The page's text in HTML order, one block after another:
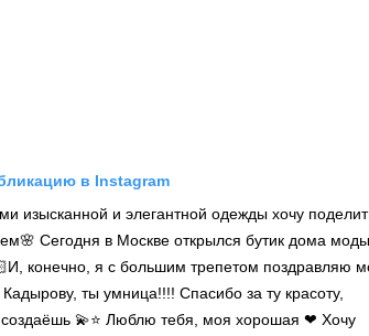
в Instagram
изысканной и элегантной одежды хочу
Сегодня в Москве открылся бутик дома моды
конечно, я с большим трепетом поздравляю
ты умница!!!! Спасибо за ту красоту,
💫⭐ Люблю тебя, моя хорошая ❤ Хочу